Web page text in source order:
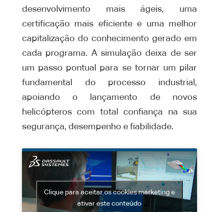
desenvolvimento mais ágeis, uma
certificação mais eficiente e uma melhor
capitalização do conhecimento gerado em
cada programa. A simulação deixa de ser
um passo pontual para se tornar um pilar
fundamental do processo industrial,
apoiando o lançamento de novos
helicópteros com total confiança na sua
segurança, desempenho e fiabilidade.
Clique para aceitar os cookies marketing e
ativar este conteúdo